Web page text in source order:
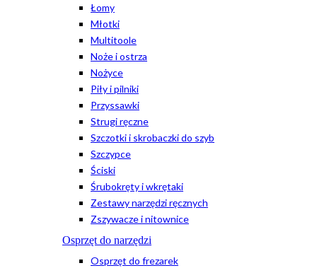
Łomy
Młotki
Multitoole
Noże i ostrza
Nożyce
Piły i pilniki
Przyssawki
Strugi ręczne
Szczotki i skrobaczki do szyb
Szczypce
Ściski
Śrubokręty i wkrętaki
Zestawy narzędzi ręcznych
Zszywacze i nitownice
Osprzęt do narzędzi
Osprzęt do frezarek